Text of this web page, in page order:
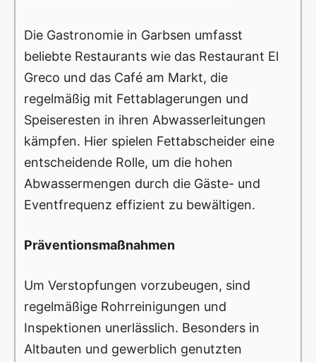
Die Gastronomie in Garbsen umfasst
beliebte Restaurants wie das Restaurant El
Greco und das Café am Markt, die
regelmäßig mit Fettablagerungen und
Speiseresten in ihren Abwasserleitungen
kämpfen. Hier spielen Fettabscheider eine
entscheidende Rolle, um die hohen
Abwassermengen durch die Gäste- und
Eventfrequenz effizient zu bewältigen.
Präventionsmaßnahmen
Um Verstopfungen vorzubeugen, sind
regelmäßige Rohrreinigungen und
Inspektionen unerlässlich. Besonders in
Altbauten und gewerblich genutzten